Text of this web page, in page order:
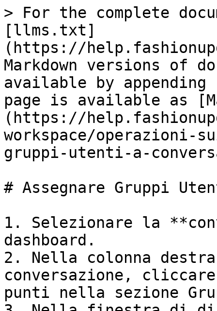
> For the complete
[llms.txt]
(https://
Markdown versions of
available by
page is available as
(https://
workspace/operazioni-
gruppi-utenti-a-
# Assegnare Gruppi
1. Selezionare la
dashboard.
2. Nella colonna
conversazione,
punti nella sezione